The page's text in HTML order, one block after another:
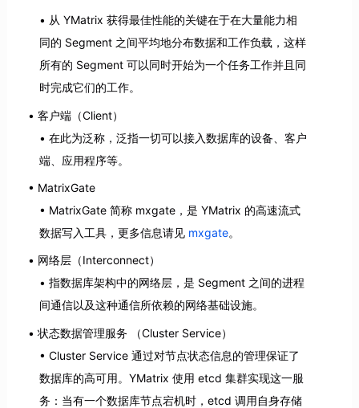
从 YMatrix 获得最佳性能的关键在于在大量能力相
同的 Segment 之间平均地分布数据和工作负载，这样
所有的 Segment 可以同时开始为一个任务工作并且同
时完成它们的工作。
客户端（Client）
在此为泛称，泛指一切可以接入数据库的设备、客户
端、应用程序等。
MatrixGate
MatrixGate 简称 mxgate，是 YMatrix 的高速流式
数据写入工具，更多信息请见 mxgate。
网络层（Interconnect）
指数据库架构中的网络层，是 Segment 之间的进程
间通信以及这种通信所依赖的网络基础设施。
状态数据管理服务 （Cluster Service）
Cluster Service 通过对节点状态信息的管理保证了
数据库的高可用。YMatrix 使用 etcd 集群实现这一服
务：当有一个数据库节点宕机时，etcd 调用自身存储